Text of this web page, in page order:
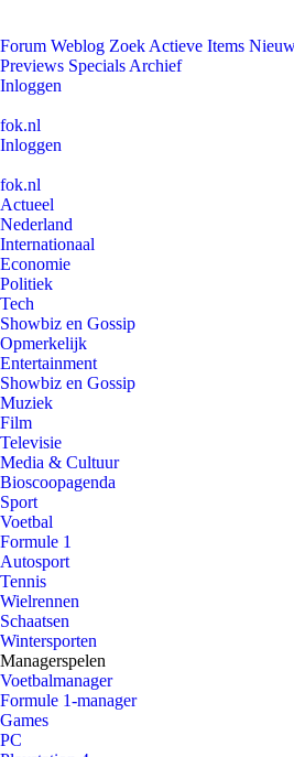
Forum Weblog Zoek Actieve Items
Previews Specials Archief
Inloggen
fok.nl
Inloggen
fok.nl
Actueel
Nederland
Internationaal
Economie
Politiek
Tech
Showbiz en Gossip
Opmerkelijk
Entertainment
Showbiz en Gossip
Muziek
Film
Televisie
Media & Cultuur
Bioscoopagenda
Sport
Voetbal
Formule 1
Autosport
Tennis
Wielrennen
Schaatsen
Wintersporten
Managerspelen
Voetbalmanager
Formule 1-manager
Games
PC